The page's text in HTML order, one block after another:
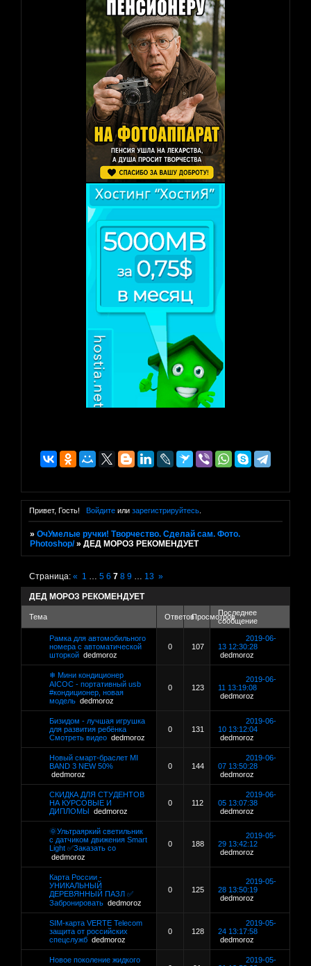
Привет, Гость! Войдитеили зарегистрируйтесь.
»ОчУмелые ручки! Творчество. Сделай сам. Фото.
Photoshop/ »ДЕД МОРОЗ РЕКОМЕНДУЕТ
ДЕД МОРОЗ РЕКОМЕНДУЕТ
Страница:« 1 5 6 7 8 9 13 »
Тема ОтветовПросмотровПоследнее
сообщение
Рамка для автомобильного
номера с автоматической
шторкой dedmoroz
0 107
2019-06-
13 12:30:28
dedmoroz
❄ Мини кондиционер
AICOC - портативный usb
#кондиционер, новая
модель dedmoroz
0 123
2019-06-
11 13:19:08
dedmoroz
Бизидом - лучшая игрушка
для развития ребёнка
Смотреть видео dedmoroz
0 131
2019-06-
10 13:12:04
dedmoroz
Новый смарт-браслет MI
BAND 3 NEW 50%
dedmoroz
0 144
2019-06-
07 13:50:28
dedmoroz
СКИДКА ДЛЯ СТУДЕНТОВ
НА КУРСОВЫЕ И
ДИПЛОМЫ dedmoroz
0 112
2019-06-
05 13:07:38
dedmoroz
🌞Ультраяркий светильник
с датчиком движения Smart
Light ✅Заказать со
dedmoroz
0 188
2019-05-
29 13:42:12
dedmoroz
Карта России -
УНИКАЛЬНЫЙ
ДЕРЕВЯННЫЙ ПАЗЛ ✅
Забронировать dedmoroz
0 125
2019-05-
28 13:50:19
dedmoroz
SIM-карта VERTE Telecom
защита от российских
спецслужб dedmoroz
0 128
2019-05-
24 13:17:58
dedmoroz
Новое поколение жидкого
2019-05-